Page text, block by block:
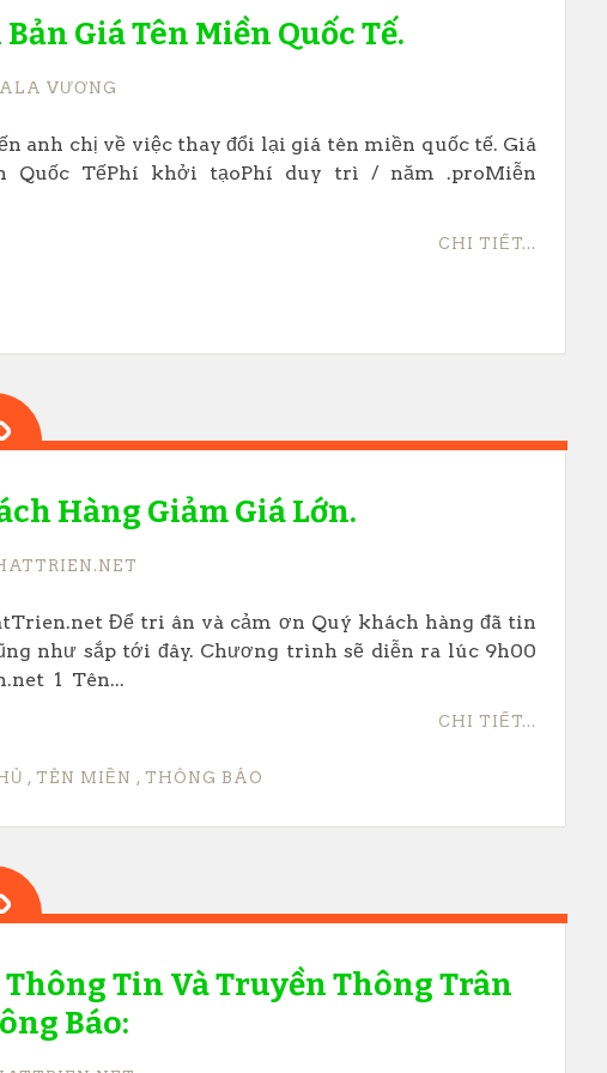
Giá Tên Miền Quốc Tế.
ALA VƯƠNG
anh chị về việc thay đổi lại giá tên miền quốc tế. Giá
Quốc TếPhí khởi tạoPhí duy trì / năm .proMiễn
CHI TIẾT...
Hàng Giảm Giá Lớn.
Để tri ân và cảm ơn Quý khách hàng đã tin
như sắp tới đây. Chương trình sẽ diễn ra lúc 9h00
1 Tên...
CHI TIẾT...
, TÊN MIỀN , THÔNG BÁO
Tin Và Truyền Thông Trân
Báo: